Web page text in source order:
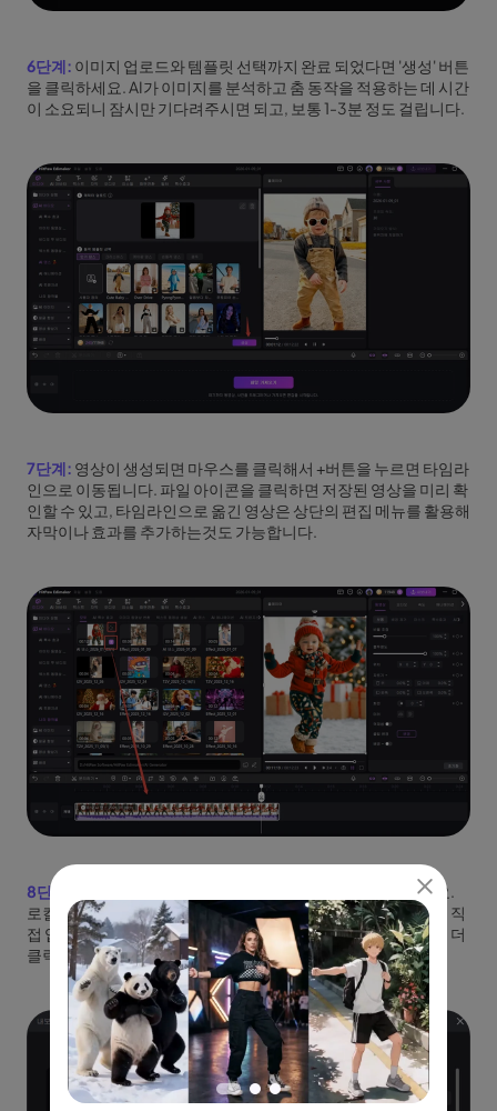
6단계: 이미지 업로드와 템플릿 선택까지 완료 되었다면 '생성' 버튼
을 클릭하세요. AI가 이미지를 분석하고 춤 동작을 적용하는 데 시간
이 소요되니 잠시만 기다려주시면 되고, 보통 1-3분 정도 걸립니다.
7단계: 영상이 생성되면 마우스를 클릭해서 +버튼을 누르면 타임라
인으로 이동됩니다. 파일 아이콘을 클릭하면 저장된 영상을 미리 확
인할 수 있고, 타임라인으로 옮긴 영상은 상단의 편집 메뉴를 활용해
자막이나 효과를 추가하는것도 가능합니다.
8단계:
영상을 저장하려면 우측 상단의 '내보내기'를 클릭하세요.
로컬은 내 컴퓨터에 저장하는 옵션이고, 소셜미디어는 유튜브에 직
접 업로드되는 기능이니 필요한 것을 선택하고 내보내기를 한 번 더
클릭하면 완료됩니다.